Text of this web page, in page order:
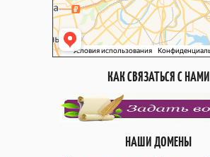
КАК СВЯЗАТЬСЯ С НАМИ
НАШИ ДОМЕНЫ